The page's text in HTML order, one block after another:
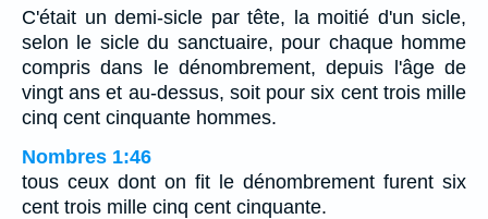
C'était un demi-sicle par tête, la moitié d'un sicle,
selon le sicle du sanctuaire, pour chaque homme
compris dans le dénombrement, depuis l'âge de
vingt ans et au-dessus, soit pour six cent trois mille
cinq cent cinquante hommes.
Nombres 1:46
tous ceux dont on fit le dénombrement furent six
cent trois mille cinq cent cinquante.